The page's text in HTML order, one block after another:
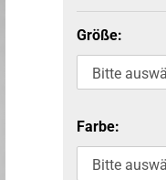
Größe:
Farbe: